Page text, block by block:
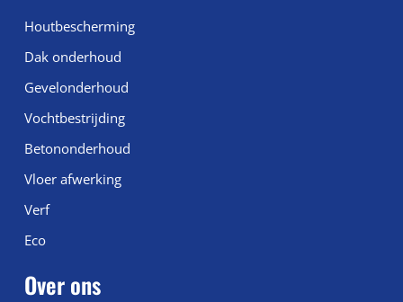
Houtbescherming
Dak onderhoud
Gevelonderhoud
Vochtbestrijding
Betononderhoud
Vloer afwerking
Verf
Eco
Over ons